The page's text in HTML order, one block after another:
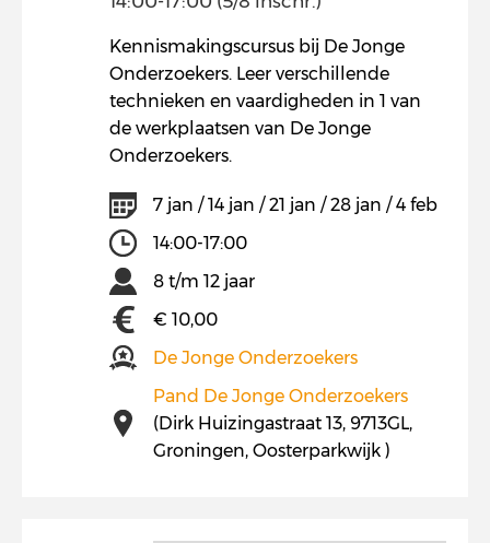
Kennismakingscursus bij De Jonge
Onderzoekers. Leer verschillende
technieken en vaardigheden in 1 van
de werkplaatsen van De Jonge
Onderzoekers.
7 jan / 14 jan / 21 jan / 28 jan / 4 feb
14:00-17:00
8 t/m 12 jaar
€ 10,00
De Jonge Onderzoekers
Pand De Jonge Onderzoekers
(Dirk Huizingastraat 13, 9713GL,
Groningen, Oosterparkwijk )